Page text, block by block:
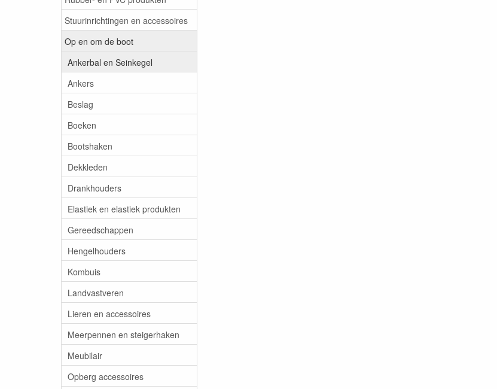
Stuurinrichtingen en accessoires
Op en om de boot
Ankerbal en Seinkegel
Ankers
Beslag
Boeken
Bootshaken
Dekkleden
Drankhouders
Elastiek en elastiek produkten
Gereedschappen
Hengelhouders
Kombuis
Landvastveren
Lieren en accessoires
Meerpennen en steigerhaken
Meubilair
Opberg accessoires